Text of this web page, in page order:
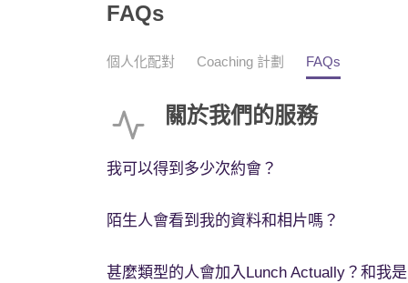
FAQs
個人化配對 Coaching 計劃 FAQs
關於我們的服務
我可以得到多少次約會？
陌生人會看到我的資料和相片嗎？
甚麼類型的人會加入Lunch Actually？和我